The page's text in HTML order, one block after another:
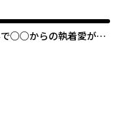
○○からの執着愛が止